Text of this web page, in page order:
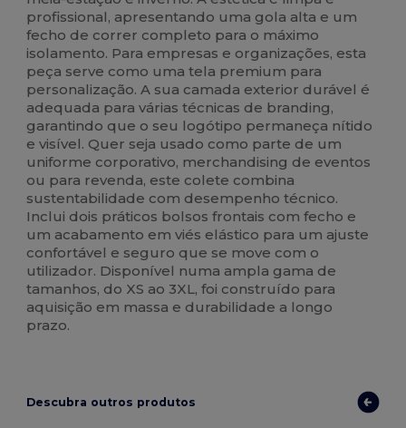
profissional, apresentando uma gola alta e um
fecho de correr completo para o máximo
isolamento. Para empresas e organizações, esta
peça serve como uma tela premium para
personalização. A sua camada exterior durável é
adequada para várias técnicas de branding,
garantindo que o seu logótipo permaneça nítido
e visível. Quer seja usado como parte de um
uniforme corporativo, merchandising de eventos
ou para revenda, este colete combina
sustentabilidade com desempenho técnico.
Inclui dois práticos bolsos frontais com fecho e
um acabamento em viés elástico para um ajuste
confortável e seguro que se move com o
utilizador. Disponível numa ampla gama de
tamanhos, do XS ao 3XL, foi construído para
aquisição em massa e durabilidade a longo
prazo.
Descubra outros produtos